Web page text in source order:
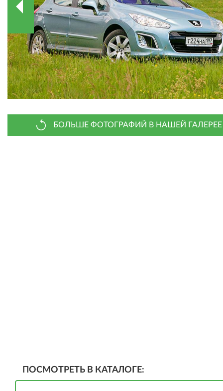
БОЛЬШЕ ФОТОГРАФИЙ В НАШЕЙ ГАЛЕРЕЕ
ПОСМОТРЕТЬ В КАТАЛОГЕ: